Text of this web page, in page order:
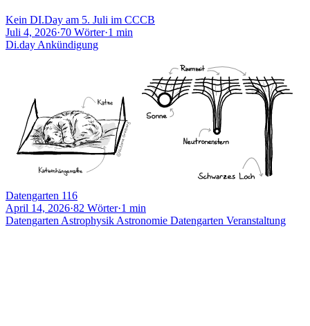
Kein DI.Day am 5. Juli im CCCB
Juli 4, 2026·70 Wörter·1 min
Di.day Ankündigung
Datengarten 116
April 14, 2026·82 Wörter·1 min
Datengarten Astrophysik Astronomie Datengarten Veranstaltung